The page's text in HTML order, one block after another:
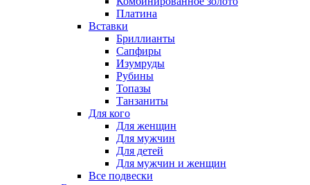
Платина
Вставки
Бриллианты
Сапфиры
Изумруды
Рубины
Топазы
Танзаниты
Для кого
Для женщин
Для мужчин
Для детей
Для мужчин и женщин
Все подвески